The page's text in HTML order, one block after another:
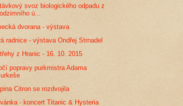
svoz biologického odpadu z
ú...
dvorana - výstava
radnice - výstava Ondřej Strnadel
z Hranic - 16. 10. 2015
popravy purkmistra Adama
Citron se rozdvojila
- koncert Titanic & Hysteria